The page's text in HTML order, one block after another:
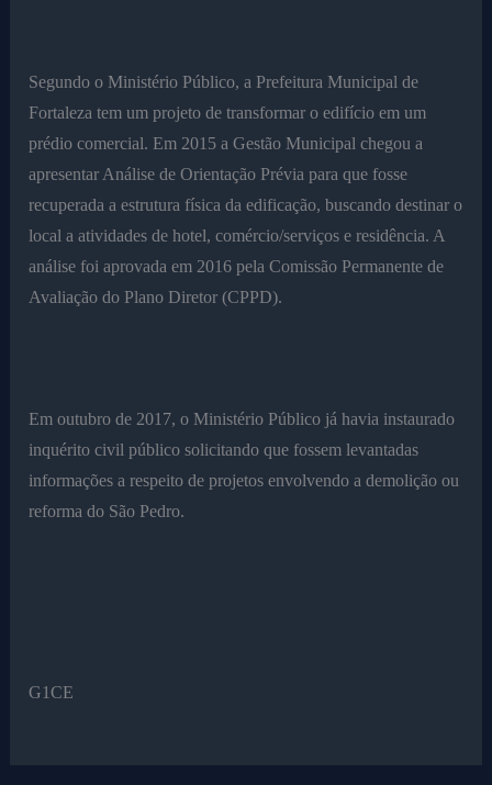
Segundo o Ministério Público, a Prefeitura Municipal de
Fortaleza tem um projeto de transformar o edifício em um
prédio comercial. Em 2015 a Gestão Municipal chegou a
apresentar Análise de Orientação Prévia para que fosse
recuperada a estrutura física da edificação, buscando destinar o
local a atividades de hotel, comércio/serviços e residência. A
análise foi aprovada em 2016 pela Comissão Permanente de
Avaliação do Plano Diretor (CPPD).
Em outubro de 2017, o Ministério Público já havia instaurado
inquérito civil público solicitando que fossem levantadas
informações a respeito de projetos envolvendo a demolição ou
reforma do São Pedro.
G1CE